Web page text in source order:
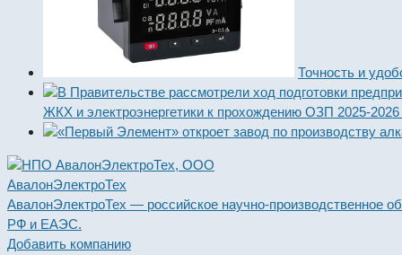
Точность и
ЖКХ и электроэнергетики к прохождению ОЗП 2025-2026
АвалонЭлектроТех
АвалонЭлектроТех — российское научно-производственное
РФ и ЕАЭС.
Добавить компанию